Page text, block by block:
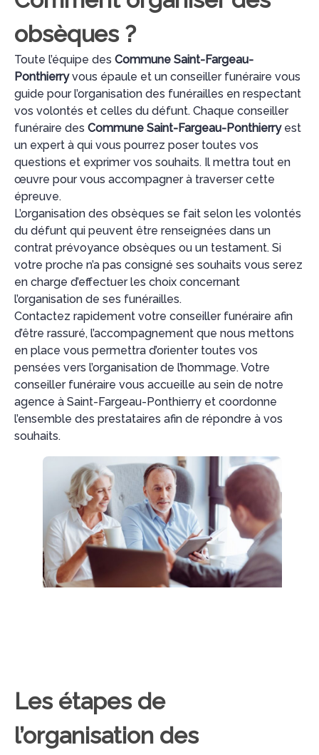
obsèques ?
Toute l’équipe des Commune Saint-Fargeau-
Ponthierryvous épaule et un conseiller funéraire vous
guide pour l’organisation des funérailles en respectant
vos volontés et celles du défunt. Chaque conseiller
funéraire des Commune Saint-Fargeau-Ponthierry est
un expert à qui vous pourrez poser toutes vos
questions et exprimer vos souhaits. Il mettra tout en
œuvre pour vous accompagner à traverser cette
épreuve.
L’organisation des obsèques se fait selon les volontés
du défunt qui peuvent être renseignées dans un
contrat prévoyance obsèques ou un testament. Si
votre proche n’a pas consigné ses souhaits vous serez
en charge d’effectuer les choix concernant
l’organisation de ses funérailles.
Contactez rapidement votre conseiller funéraire afin
d’être rassuré, l’accompagnement que nous mettons
en place vous permettra d’orienter toutes vos
pensées vers l’organisation de l’hommage. Votre
conseiller funéraire vous accueille au sein de notre
agence à Saint-Fargeau-Ponthierry et coordonne
l’ensemble des prestataires afin de répondre à vos
souhaits.
Les étapes de
l’organisation des